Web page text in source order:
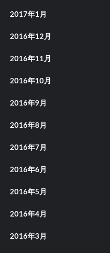
2017年1月
2016年12月
2016年11月
2016年10月
2016年9月
2016年8月
2016年7月
2016年6月
2016年5月
2016年4月
2016年3月